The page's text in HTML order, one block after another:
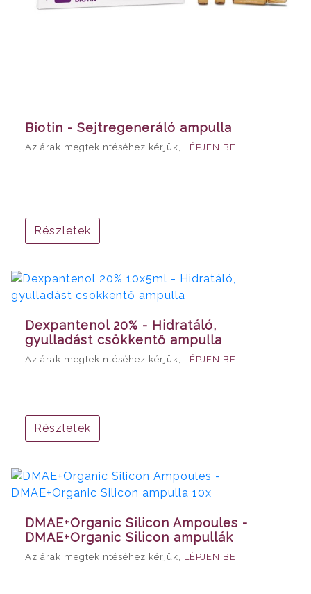
Biotin - Sejtregeneráló ampulla
Az árak megtekintéséhez kérjük, LÉPJEN BE!
Részletek
Dexpantenol 20% - Hidratáló,
gyulladást csökkentő ampulla
Az árak megtekintéséhez kérjük, LÉPJEN BE!
Részletek
DMAE+Organic Silicon Ampoules -
DMAE+Organic Silicon ampullák
Az árak megtekintéséhez kérjük, LÉPJEN BE!